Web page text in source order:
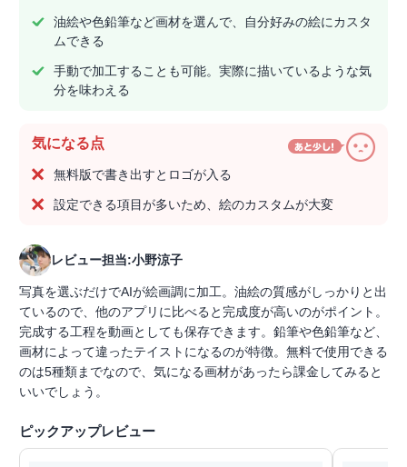
油絵や色鉛筆など画材を選んで、自分好みの絵にカスタ
ムできる
手動で加工することも可能。実際に描いているような気
分を味わえる
気になる点
無料版で書き出すとロゴが入る
設定できる項目が多いため、絵のカスタムが大変
レビュー担当:小野涼子
写真を選ぶだけでAIが絵画調に加工。油絵の質感がしっかりと出
ているので、他のアプリに比べると完成度が高いのがポイント。
完成する工程を動画としても保存できます。鉛筆や色鉛筆など、
画材によって違ったテイストになるのが特徴。無料で使用できる
のは5種類までなので、気になる画材があったら課金してみると
いいでしょう。
ピックアップレビュー